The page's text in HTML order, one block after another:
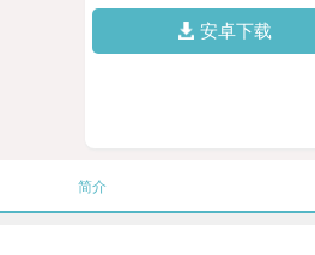
安卓下载
简介